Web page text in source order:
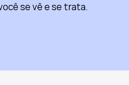
se vê e se trata.